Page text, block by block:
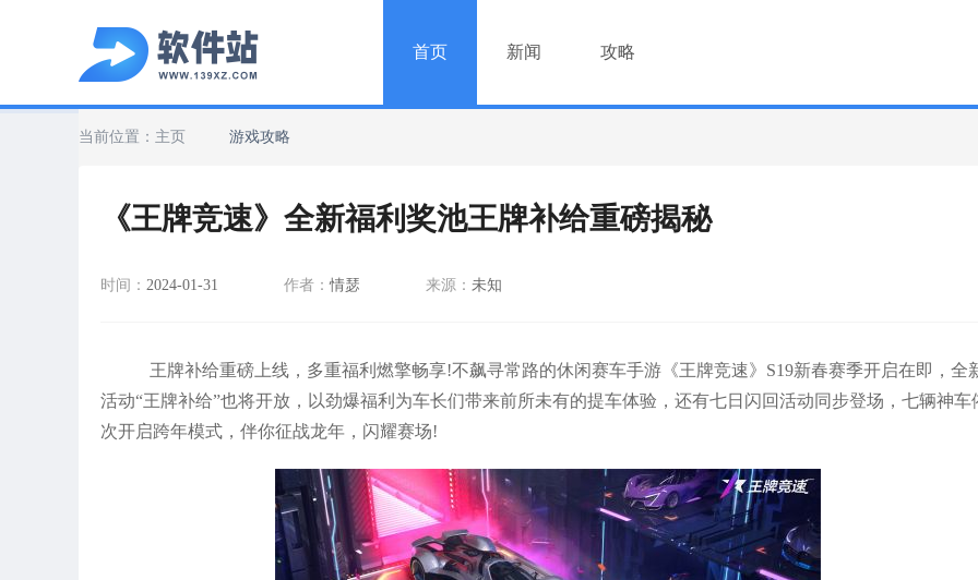
首页 新闻 攻略
当前位置： 主页 游戏攻略
《王牌竞速》全新福利奖池王牌补给重磅揭秘
时间： 2024-01-31 作者：情瑟 来源： 未知
王牌补给重磅上线，多重福利燃擎畅享!不飙寻常路的休闲赛车手游《王牌竞速》S19新春赛季开启在即，全
活动“王牌补给”也将开放，以劲爆福利为车长们带来前所未有的提车体验，还有七日闪回活动同步登场，七辆神车
次开启跨年模式，伴你征战龙年，闪耀赛场!